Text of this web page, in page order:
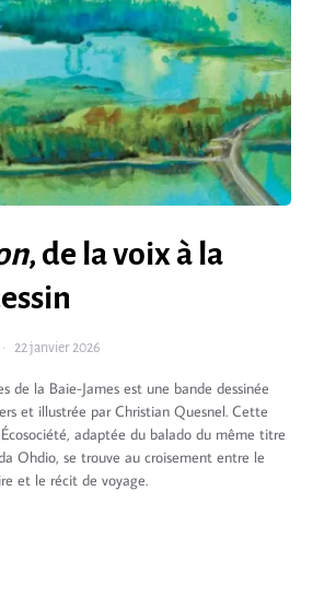
, de la voix à la
22 janvier 2026
de la Baie-James est une bande dessinée
et illustrée par Christian Quesnel. Cette
adaptée du balado du même titre
Ohdio, se trouve au croisement entre le
et le récit de voyage.